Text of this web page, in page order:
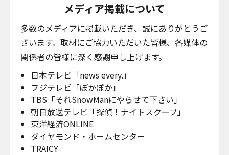
メディア掲載について
多数のメディアに掲載いただき、誠にありがとうご
ざいます。取材にご協力いただいた皆様、各媒体の
関係者の皆様に深く感謝申し上げます。
日本テレビ「news every.」
フジテレビ「ぽかぽか」
TBS「それSnowManにやらせて下さい」
朝日放送テレビ「探偵！ナイトスクープ」
東洋経済ONLINE
ダイヤモンド・ホームセンター
TRAICY